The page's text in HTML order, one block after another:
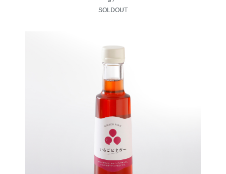
SOLDOUT